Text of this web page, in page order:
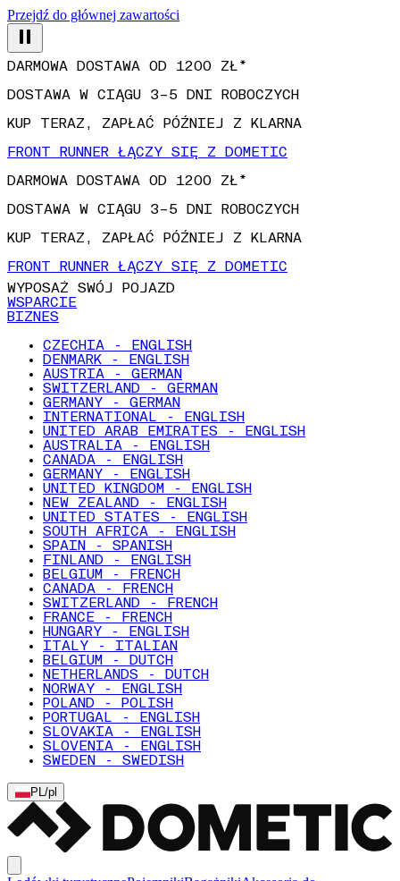
Przejdź do głównej zawartości
DARMOWA DOSTAWA OD 1200 ZŁ*
DOSTAWA W CIĄGU 3–5 DNI ROBOCZYCH
KUP TERAZ, ZAPŁAĆ PÓŹNIEJ Z KLARNA
FRONT RUNNER ŁĄCZY SIĘ Z DOMETIC
DARMOWA DOSTAWA OD 1200 ZŁ*
DOSTAWA W CIĄGU 3–5 DNI ROBOCZYCH
KUP TERAZ, ZAPŁAĆ PÓŹNIEJ Z KLARNA
FRONT RUNNER ŁĄCZY SIĘ Z DOMETIC
WYPOSAŻ SWÓJ POJAZD
WSPARCIE
BIZNES
CZECHIA - ENGLISH
DENMARK - ENGLISH
AUSTRIA - GERMAN
SWITZERLAND - GERMAN
GERMANY - GERMAN
INTERNATIONAL - ENGLISH
UNITED ARAB EMIRATES - ENGLISH
AUSTRALIA - ENGLISH
CANADA - ENGLISH
GERMANY - ENGLISH
UNITED KINGDOM - ENGLISH
NEW ZEALAND - ENGLISH
UNITED STATES - ENGLISH
SOUTH AFRICA - ENGLISH
SPAIN - SPANISH
FINLAND - ENGLISH
BELGIUM - FRENCH
CANADA - FRENCH
SWITZERLAND - FRENCH
FRANCE - FRENCH
HUNGARY - ENGLISH
ITALY - ITALIAN
BELGIUM - DUTCH
NETHERLANDS - DUTCH
NORWAY - ENGLISH
POLAND - POLISH
PORTUGAL - ENGLISH
SLOVAKIA - ENGLISH
SLOVENIA - ENGLISH
SWEDEN - SWEDISH
PL/pl